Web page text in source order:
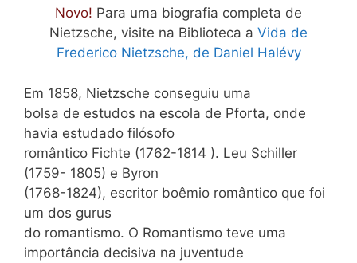
Novo! Para uma biografia completa de
Nietzsche, visite na Biblioteca a Vida de
Frederico Nietzsche, de Daniel Halévy
Em 1858, Nietzsche conseguiu uma
bolsa de estudos na escola de Pforta, onde
havia estudado filósofo
romântico Fichte (1762-1814 ). Leu Schiller
(1759- 1805) e Byron
(1768-1824), escritor boêmio romântico que foi
um dos gurus
do romantismo. O Romantismo teve uma
importância decisiva na juventude